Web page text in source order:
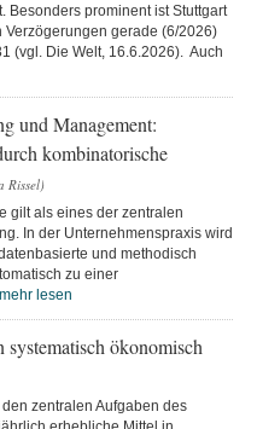
Besonders prominent ist Stuttgart
gerade (6/2026)
(vgl. Die Welt, 16.6.2026). Auch
und Management:
kombinatorische
Rissel)
gilt als eines der zentralen
In der Unternehmenspraxis wird
und methodisch
zu einer
mehr lesen
systematisch ökonomisch
zentralen Aufgaben des